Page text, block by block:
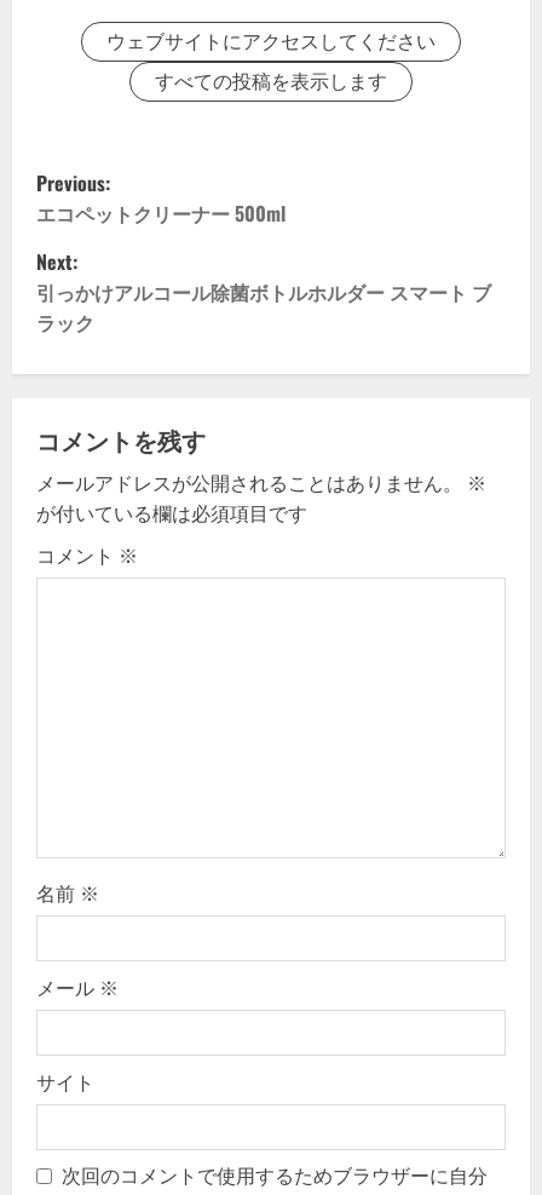
ウェブサイトにアクセスしてください
すべての投稿を表示します
P
o
s
t
n
a
v
i
g
Previous:
エコペットクリーナー 500ml
Next:
引っかけアルコール除菌ボトルホルダー スマート ブ
ラック
コメントを残す
メールアドレスが公開されることはありません。
※
が付いている欄は必須項目です
コメント ※
名前 ※
メール ※
サイト
次回のコメントで使用するためブラウザーに自分